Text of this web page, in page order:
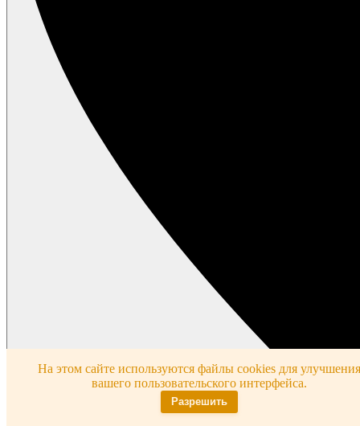
На этом сайте используются файлы cookies для улучшения
вашего пользовательского интерфейса.
Разрешить